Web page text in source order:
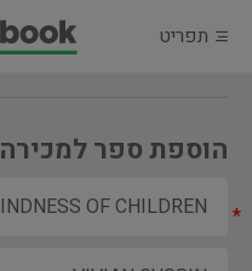
תפריט
הוספת ספר למכירה
*